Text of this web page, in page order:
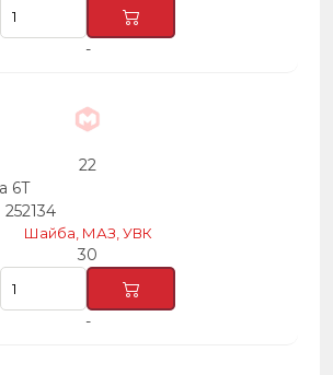
-
22
6Т
252134
Шайба, МАЗ, УВК
30
-